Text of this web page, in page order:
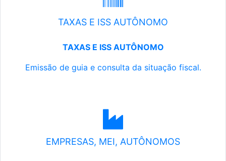
TAXAS E ISS AUTÔNOMO
TAXAS E ISS AUTÔNOMO
Emissão de guia e consulta da situação fiscal.
EMPRESAS, MEI, AUTÔNOMOS